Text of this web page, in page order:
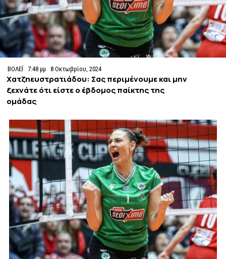
ΒΟΛΕΪ 7:48 μμ 8 Οκτωβρίου, 2024
Χατζηευστρατιάδου: Σας περιμένουμε και μην
ξεχνάτε ότι είστε ο έβδομος παίκτης της
ομάδας